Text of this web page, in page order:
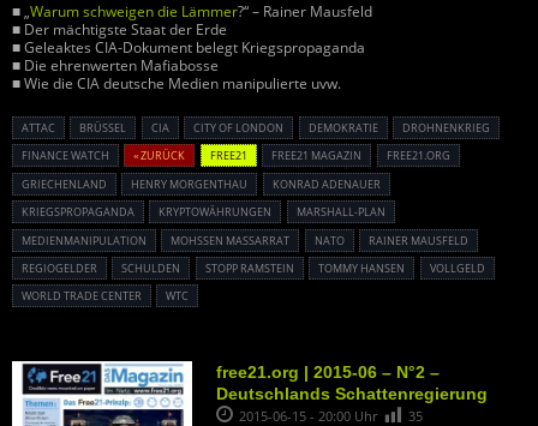
■ „Warum schweigen die Lämmer?“ – Rainer Mausfeld
■ Der mächtigste Staat der Erde
■ Geleaktes CIA-Dokument belegt Kriegspropaganda
■ Die ehrenwerten Mafiabosse
■ Wie die CIA deutsche Medien manipulierte uvw.
ATTAC BRÜSSEL CIA CITY OF LONDON DEMOKRATIE
DROHNENKRIEG
FINANCE WATCH
« ZURÜCK FREE21 FREE21 MAGAZIN
FREE21.ORG
GRIECHENLAND
HENRY MORGENTHAU
KONRAD ADENAUER
KRIEGSPROPAGANDA
KRYPTOWÄHRUNGEN
MARSHALL-PLAN
MEDIENMANIPULATION
MOHSSEN MASSARRAT NATO
RAINER MAUSFELD
REGIOGELDER
SCHULDEN STOPP RAMSTEIN TOMMY HANSEN
VOLLGELD
WORLD TRADE CENTER
WTC
free21.org | 2015-06 – N°2 –
Deutschlands Schattenregierung
2015-06-15 - 20:00 Uhr 35